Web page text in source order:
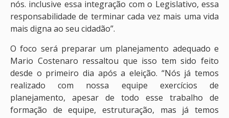
nós. inclusive essa integração com o Legislativo, essa
responsabilidade de terminar cada vez mais uma vida
mais digna ao seu cidadão”.
O foco será preparar um planejamento adequado e
Mario Costenaro ressaltou que isso tem sido feito
desde o primeiro dia após a eleição. “Nós já temos
realizado com nossa equipe exercícios de
planejamento, apesar de todo esse trabalho de
formação de equipe, estruturação, mas já temos